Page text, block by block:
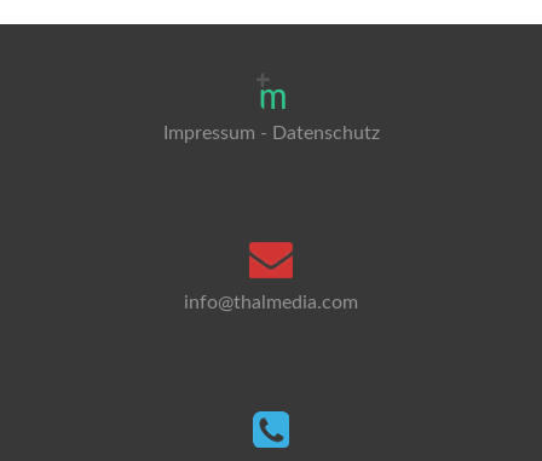
Impressum - Datenschutz
info@thalmedia.com